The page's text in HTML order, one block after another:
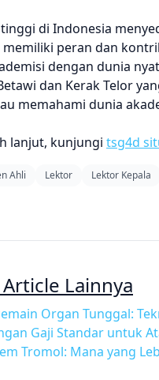
di Indonesia
memiliki peran dan
dengan dunia
dan Kerak Telor
memahami dunia
lanjut, kunjungi tsg4d
Ahli Lektor Lektor Kepala
Lainnya
Organ Tunggal:
Gaji Standar untuk
Tromol: Mana yang